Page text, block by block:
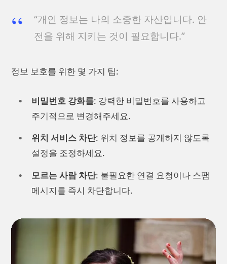
“개인 정보는 나의 소중한 자산입니다. 안
전을 위해 지키는 것이 필요합니다.”
정보 보호를 위한 몇 가지 팁:
비밀번호 강화를: 강력한 비밀번호를 사용하고
주기적으로 변경해주세요.
위치 서비스 차단: 위치 정보를 공개하지 않도록
설정을 조정하세요.
모르는 사람 차단: 불필요한 연결 요청이나 스팸
메시지를 즉시 차단합니다.